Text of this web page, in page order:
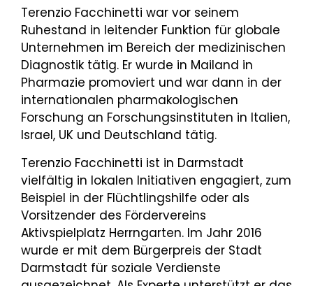
Terenzio Facchinetti war vor seinem
Ruhestand in leitender Funktion für globale
Unternehmen im Bereich der medizinischen
Diagnostik tätig. Er wurde in Mailand in
Pharmazie promoviert und war dann in der
internationalen pharmakologischen
Forschung an Forschungsinstituten in Italien,
Israel, UK und Deutschland tätig.
Terenzio Facchinetti ist in Darmstadt
vielfältig in lokalen Initiativen engagiert, zum
Beispiel in der Flüchtlingshilfe oder als
Vorsitzender des Fördervereins
Aktivspielplatz Herrngarten. Im Jahr 2016
wurde er mit dem Bürgerpreis der Stadt
Darmstadt für soziale Verdienste